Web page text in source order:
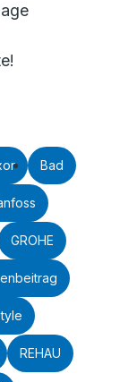
Bad
GROHE
REHAU